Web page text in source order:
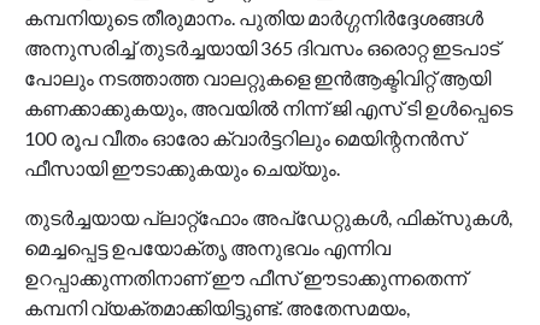
കമ്പനിയുടെ തീരുമാനം. പുതിയ മാർഗ്ഗനിർദ്ദേശങ്ങൾ
അനുസരിച്ച് തുടർച്ചയായി 365 ദിവസം ഒരൊറ്റ ഇടപാട്
പോലും നടത്താത്ത വാലറ്റുകളെ ഇൻആക്ടിവിറ്റ് ആയി
കണക്കാക്കുകയും, അവയിൽ നിന്ന് ജി എസ് ടി ഉൾപ്പെടെ
100 രൂപ വീതം ഓരോ ക്വാർട്ടറിലും മെയിന്റനൻസ്
ഫീസായി ഈടാക്കുകയും ചെയ്യും.
തുടർച്ചയായ പ്ലാറ്റ്‌ഫോം അപ്‌ഡേറ്റുകൾ, ഫിക്സുകൾ,
മെച്ചപ്പെട്ട ഉപയോക്തൃ അനുഭവം എന്നിവ
ഉറപ്പാക്കുന്നതിനാണ് ഈ ഫീസ് ഈടാക്കുന്നതെന്ന്
കമ്പനി വ്യക്തമാക്കിയിട്ടുണ്ട്. അതേസമയം,